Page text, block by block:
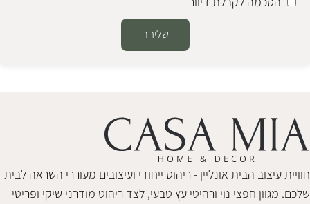
שליחה
חוויית עיצוב הבית אונליין - ריהוט ייחודי ועיצובים מעוררי השראה לבית
שלכם. מגוון חפצי נוי ורהיטי עץ טבעי, לצד ריהוט מודרני שיקי ופריטי